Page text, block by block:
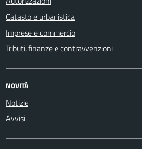
Catasto e urbanistica
Imprese e commercio
Tributi, finanze e contravvenzioni
NOVITÀ
Notizie
Avvisi